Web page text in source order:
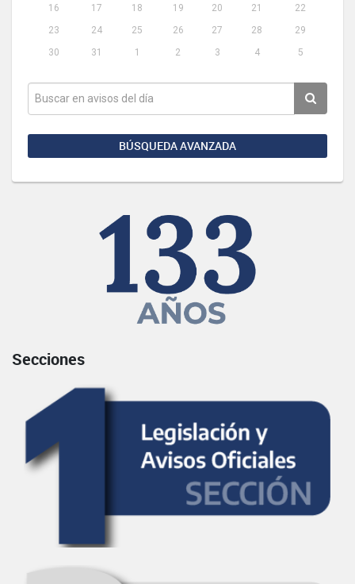
16
17 18 19 20 21
22
23
24 25 26 27 28
29
30
31 1 2 3 4 5
BÚSQUEDA AVANZADA
Secciones